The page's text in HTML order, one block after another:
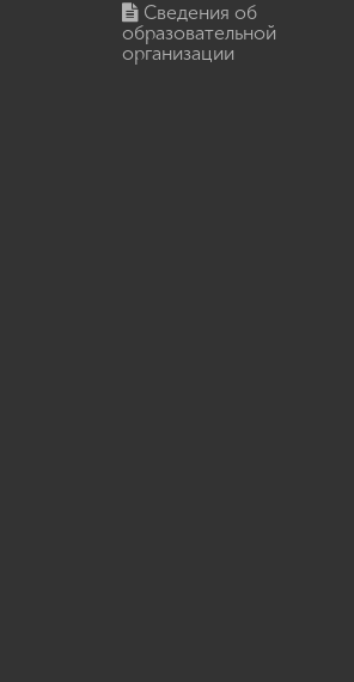
Сведения об
образовательной
организации